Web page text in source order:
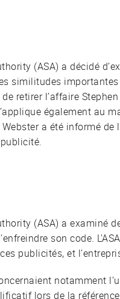
(ASA) a décidé
similitudes
retirer l’affaire
également au
Webster a été informé
(ASA) a examiné
son code.
publicités, et
notamment
lors de la